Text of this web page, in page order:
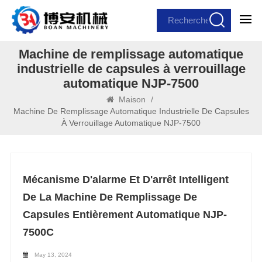
Machine de remplissage automatique
industrielle de capsules à verrouillage
automatique NJP-7500
Maison
/
Machine De Remplissage Automatique Industrielle De Capsules
À Verrouillage Automatique NJP-7500
Mécanisme D'alarme Et D'arrêt Intelligent
De La Machine De Remplissage De
Capsules Entièrement Automatique NJP-
7500C
May 13, 2024